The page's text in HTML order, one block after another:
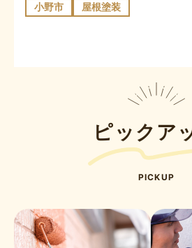
小野市 屋根塗装
ピックア
PICKUP